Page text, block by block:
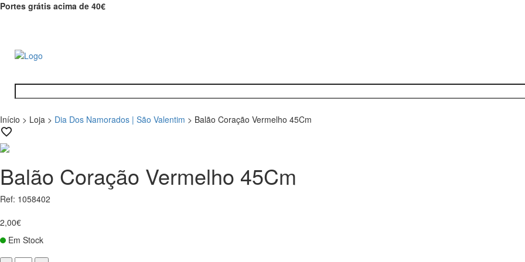
Portes grátis acima de 40€
Início > Loja > Dia Dos Namorados | São Valentim > Balão Coração Vermelho 45Cm
Balão Coração Vermelho 45Cm
Ref: 1058402
2,00€
Em Stock